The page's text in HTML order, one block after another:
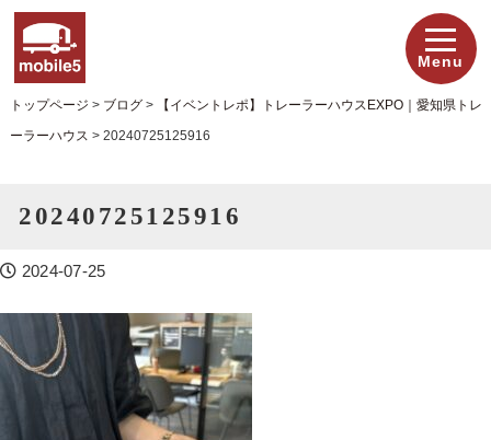
Menu
トップページ > ブログ>
【イベントレポ】トレーラーハウスEXPO｜愛知県トレ
ーラーハウス > 20240725125916
20240725125916
2024-07-25